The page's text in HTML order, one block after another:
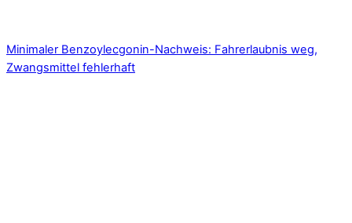
Minimaler Benzoylecgonin-Nachweis: Fahrerlaubnis weg,
Zwangsmittel fehlerhaft